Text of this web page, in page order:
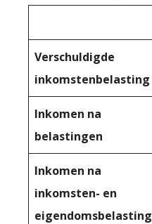
Verschuldigde
inkomstenbelasting
Inkomen na
belastingen
Inkomen na
inkomsten- en
eigendomsbelasting